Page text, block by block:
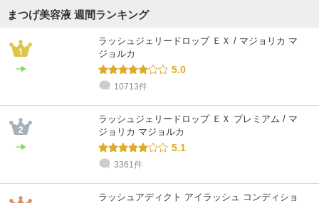
まつげ美容液 週間ランキング
ラッシュジェリードロップ ＥＸ / マジョリカ マ
ジョルカ
5.0
10713件
ラッシュジェリードロップ ＥＸ プレミアム / マ
ジョリカ マジョルカ
5.1
3361件
ラッシュアディクト アイラッシュ コンディショ